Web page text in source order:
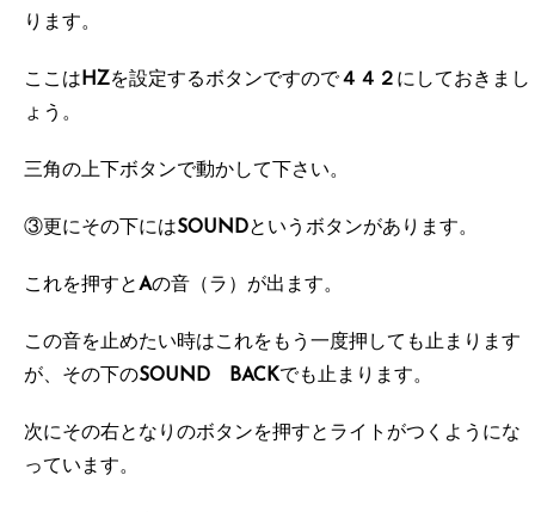
ります。
ここは HZを設定するボタンですので４４２ にしておきまし
ょう。
三角の上下ボタンで動かして下さい。
③更にその下にはSOUNDというボタンがあります。
これを押すとAの音（ラ）が出ます。
この音を止めたい時はこれをもう一度押しても止まります
が、その下のSOUND BACKでも止まります。
次にその右となりのボタンを押すとライトがつくようにな
っています。